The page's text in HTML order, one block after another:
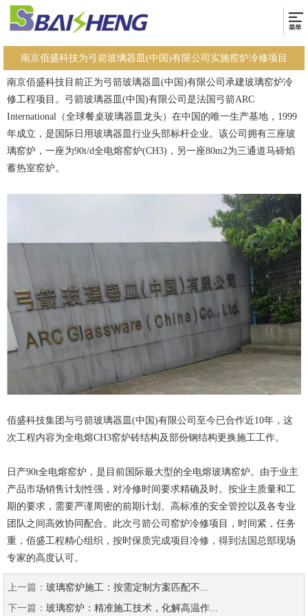
南京佰盛科技为弓箭玻璃器皿(中国)有限公司实施窑炉冷修项目
南京佰盛科技目前正为弓箭玻璃器皿(中国)有限公司承建玻璃窑炉冷
修工程项目。弓箭玻璃器皿(中国)有限公司是法国弓箭ARC
International（全球餐桌玻璃器皿龙头）在中国的唯一生产基地，1999
年成立，是国际日用玻璃器皿行业头部标杆企业。该公司拥有三座玻
璃窑炉，一座为90t/d全电熔窑炉(CH3)，另一座80m2为三通道马碲焰
蓄热室窑炉。
佰盛科技集团与弓箭玻璃器皿(中国)有限公司至今已合作近10年，这
次工程内容为全电熔CH3窑炉砖结构及部份钢结构更换施工工作。
日产90t全电熔窑炉，是目前国际最大型的全电熔玻璃窑炉。由于业主
产品市场销售计划性强，对冷修时间要求精确及时。按业主质量和工
期的要求，需要严谨周密的前期计划、高标准的安全管控以及各专业
团队之间高效协同配合。此次弓箭公司窑炉冷修项目，时间紧，任务
重，佰盛工程精心组织，按时保质完成项目冷修，得到法国总部现场
专家的高度认可。
上一篇： 玻璃窑炉施工：按需定制方案匹配不...
下一篇： 玻璃窑炉：精准施工技术，化解高温作...